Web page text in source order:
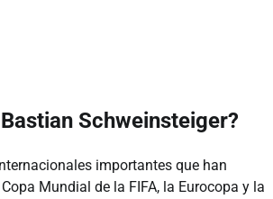
Schweinsteiger?
importantes que han
Mundial de la FIFA, la Eurocopa y la